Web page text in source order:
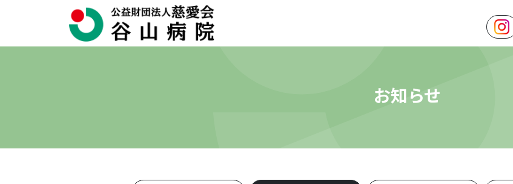
お知らせ